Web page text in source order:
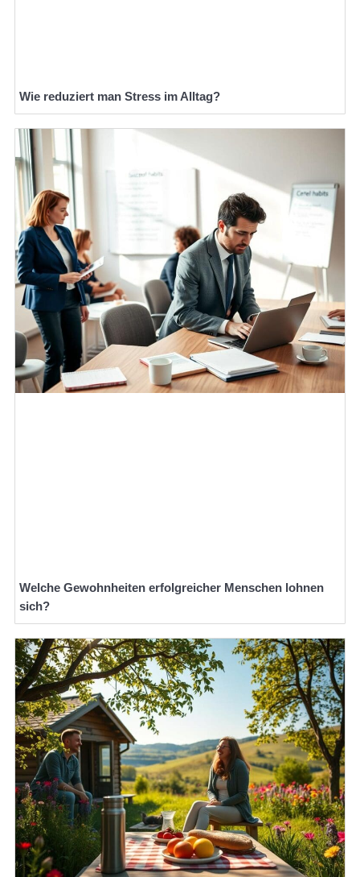
Wie reduziert man Stress im Alltag?
Welche Gewohnheiten erfolgreicher Menschen lohnen
sich?